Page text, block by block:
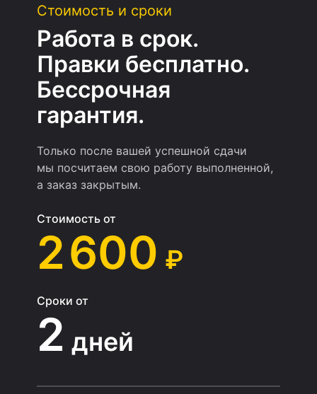
Стоимость и сроки
Работа в срок.
Правки бесплатно.
Бессрочная
гарантия.
Только после вашей успешной сдачи
мы посчитаем свою работу выполненной,
а заказ закрытым.
Стоимость от
2 600 ₽
Сроки от
2 дней